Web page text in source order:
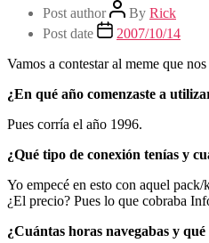
Post author By Rick
Post date
2007/10/14
Vamos a contestar al meme que nos
¿En qué año comenzaste a
Pues corría el año 1996.
¿Qué tipo de conexión tenías y
Yo empecé en esto con aquel
¿El precio? Pues lo que cobraba
¿Cuántas horas navegabas y